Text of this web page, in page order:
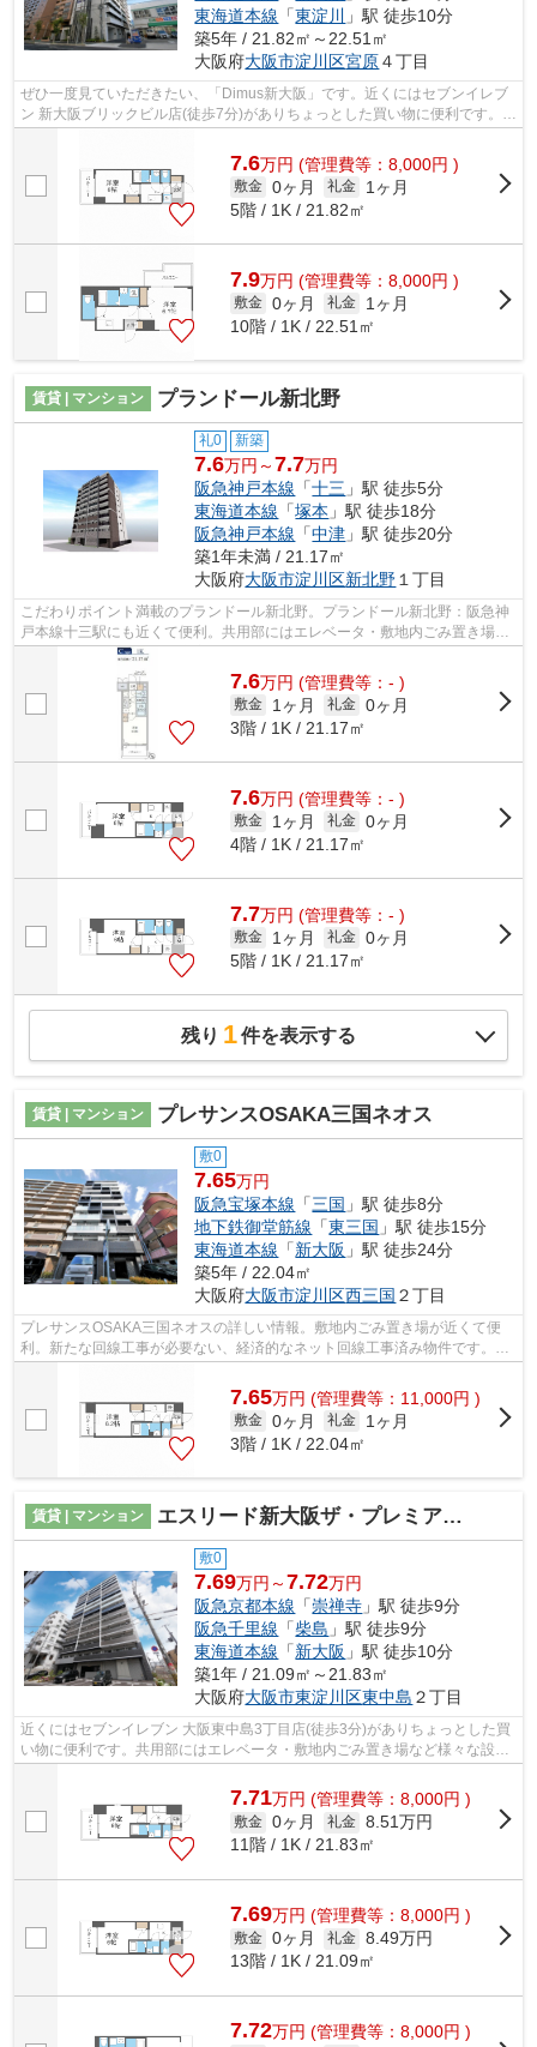
東海道本線 「東淀川
」駅 徒歩10分
築5年 / 21.82㎡～22.51㎡
大阪府大阪市淀川区宮原４丁目
ぜひ一度見ていただきたい、「Dimus新大阪」です。近くにはセブンイレブ
ン 新大阪ブリックビル店(徒歩7分)がありちょっとした買い物に便利です。共
7.6万円 (管理費等：8,000円 )
敷金 0ヶ月 礼金
1ヶ月
5階 / 1K / 21.82㎡
7.9万円 (管理費等：8,000円 )
敷金 0ヶ月 礼金
1ヶ月
10階 / 1K / 22.51㎡
賃貸 | マンション プランドール新北野
礼0 新築
7.6万円～7.7万円
阪急神戸本線 「十三 」駅 徒歩5分
東海道本線 「塚本 」駅 徒歩18分
阪急神戸本線 「中津 」駅 徒歩20分
築1年未満 / 21.17㎡
大阪府大阪市淀川区新北野 １丁目
こだわりポイント満載のプランドール新北野。プランドール新北野：阪急神
戸本線十三駅にも近くて便利。共用部にはエレベータ・敷地内ごみ置き場な
どが揃っており、とても充実していま...
7.6万円 (管理費等：- )
敷金 1ヶ月 礼金 0ヶ月
3階 / 1K / 21.17㎡
7.6万円 (管理費等：- )
敷金 1ヶ月 礼金 0ヶ月
4階 / 1K / 21.17㎡
7.7万円 (管理費等：- )
敷金 1ヶ月 礼金 0ヶ月
5階 / 1K / 21.17㎡
残り 1件を表示する
賃貸 | マンション プレサンスOSAKA三国ネオス
敷0
7.65万円
阪急宝塚本線 「三国 」駅 徒歩8分
地下鉄御堂筋線 「東三国 」駅 徒歩15分
東海道本線 「新大阪 」駅 徒歩24分
築5年 / 22.04㎡
大阪府大阪市淀川区西三国 ２丁目
プレサンスOSAKA三国ネオスの詳しい情報。敷地内ごみ置き場が近くて便
利。新たな回線工事が必要ない、経済的なネット回線工事済み物件です。幅
7.65万円 (管理費等：11,000円 )
敷金 0ヶ月 礼金
1ヶ月
3階 / 1K / 22.04㎡
賃貸 | マンション エスリード新大阪ザ・プレミアWEST
敷0
7.69万円～7.72万円
阪急京都本線 「崇禅寺 」駅 徒歩9分
阪急千里線 「柴島 」駅 徒歩9分
東海道本線 「新大阪 」駅 徒歩10分
築1年 / 21.09㎡～21.83㎡
大阪府大阪市東淀川区東中島 ２丁目
近くにはセブンイレブン 大阪東中島3丁目店(徒歩3分)がありちょっとした買
い物に便利です。共用部にはエレベータ・敷地内ごみ置き場など様々な設備
やサービスが揃っているので便利です...
7.71万円 (管理費等：8,000円 )
敷金 0ヶ月 礼金 8.51万円
11階 / 1K / 21.83㎡
7.69万円 (管理費等：8,000円 )
敷金 0ヶ月 礼金 8.49万円
13階 / 1K / 21.09㎡
7.72万円 (管理費等：8,000円 )